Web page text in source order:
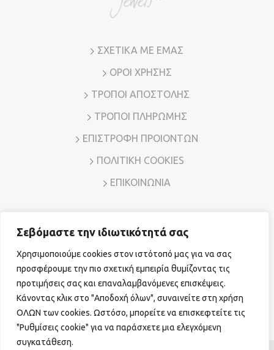
Σεβόμαστε την ιδιωτικότητά σας
Χρησιμοποιούμε cookies στον ιστότοπό μας για να σας
προσφέρουμε την πιο σχετική εμπειρία θυμίζοντας τις
προτιμήσεις σας και επαναλαμβανόμενες επισκέψεις.
Κάνοντας κλικ στο "Αποδοχή όλων", συναινείτε στη χρήση
ΟΛΩΝ των cookies. Ωστόσο, μπορείτε να επισκεφτείτε τις
"Ρυθμίσεις cookie" για να παράσχετε μια ελεγχόμενη
συγκατάθεση.
ΣΧΕΤΙΚΑ ΜΕ ΕΜΑΣ
ΟΡΟΙ ΧΡΗΣΗΣ
ΤΡΟΠΟΙ ΑΠΟΣΤΟΛΗΣ
ΤΡΟΠΟΙ ΠΛΗΡΩΜΗΣ
ΕΠΙΣΤΡΟΦΗ ΠΡΟΙΟΝΤΩΝ
ΠΟΛΙΤΙΚΗ COOKIES
ΕΠΙΚΟΙΝΩΝΙΑ
Διεύθυνση: Λ. Μεσογείων 7, Αμπελόκηποι – Αθήνα, Τ.Κ.
Τηλ. Επικοινωνίας:
210 7794780 E-mail: sales@vr-jewels.gr
FacebookInstagram